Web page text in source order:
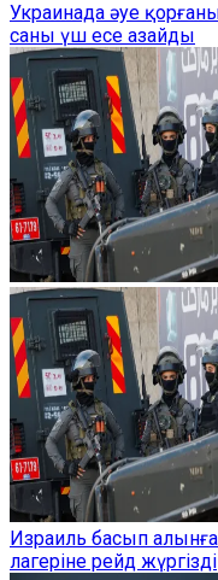
Украинада әуе
саны үш есе азайды
Израиль басып
лагеріне рейд жүргізді